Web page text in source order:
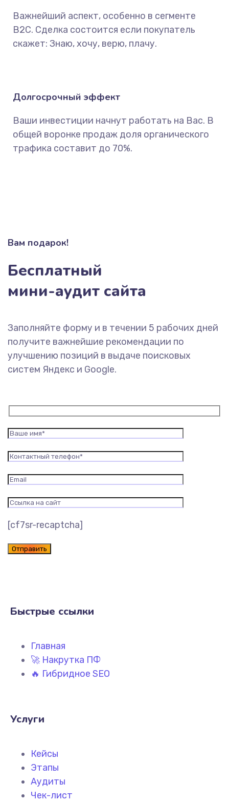
Важнейший аспект, особенно в сегменте
B2C. Сделка состоится если покупатель
скажет: Знаю, хочу, верю, плачу.
Долгосрочный эффект
Ваши инвестиции начнут работать на Вас. В
общей воронке продаж доля органического
трафика составит до 70%.
Вам подарок!
Бесплатный
мини-аудит сайта
Заполняйте форму и в течении 5 рабочих дней
получите важнейшие рекомендации по
улучшению позиций в выдаче поисковых
систем Яндекс и Google.
[cf7sr-recaptcha]
Быстрые ссылки
Главная
🚀 Накрутка ПФ
🔥 Гибридное SEO
Услуги
Кейсы
Этапы
Аудиты
Чек-лист